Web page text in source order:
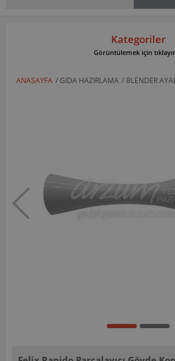
Kategoriler
Görüntülemek için
ANASAYFA / GIDA HAZIRLAMA / BLENDER